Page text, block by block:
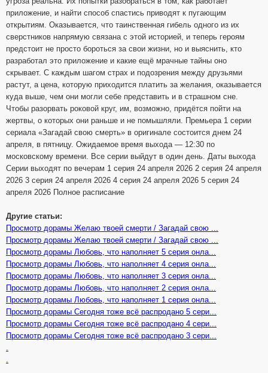
приложение, и найти способ спастись приводят к пугающим
открытиям. Оказывается, что таинственная гибель одного из их
сверстников напрямую связана с этой историей, и теперь героям
предстоит не просто бороться за свои жизни, но и выяснить, кто
разработал это приложение и какие ещё мрачные тайны оно
скрывает. С каждым шагом страх и подозрения между друзьями
растут, а цена, которую приходится платить за желания, оказывается
куда выше, чем они могли себе представить и в страшном сне.
Чтобы разорвать роковой круг, им, возможно, придётся пойти на
жертвы, о которых они раньше и не помышляли. Премьера 1 серии
сериала «Загадай свою смерть» в оригинале состоится днем 24
апреля, в пятницу. Ожидаемое время выхода — 12:30 по
московскому времени. Все серии выйдут в один день. Даты выхода
Серии выходят по вечерам 1 серия 24 апреля 2026 2 серия 24 апреля
2026 3 серия 24 апреля 2026 4 серия 24 апреля 2026 5 серия 24
апреля 2026 Полное расписание
Другие статьи:
Просмотр дорамы Желаю твоей смерти / Загадай свою ...
Просмотр дорамы Желаю твоей смерти / Загадай свою ...
Просмотр дорамы Любовь, что наполняет 5 серия онла...
Просмотр дорамы Любовь, что наполняет 4 серия онла...
Просмотр дорамы Любовь, что наполняет 3 серия онла...
Просмотр дорамы Любовь, что наполняет 2 серия онла...
Просмотр дорамы Любовь, что наполняет 1 серия онла...
Просмотр дорамы Сегодня тоже всё распродано 5 сери...
Просмотр дорамы Сегодня тоже всё распродано 4 сери...
Просмотр дорамы Сегодня тоже всё распродано 3 сери...
.
.